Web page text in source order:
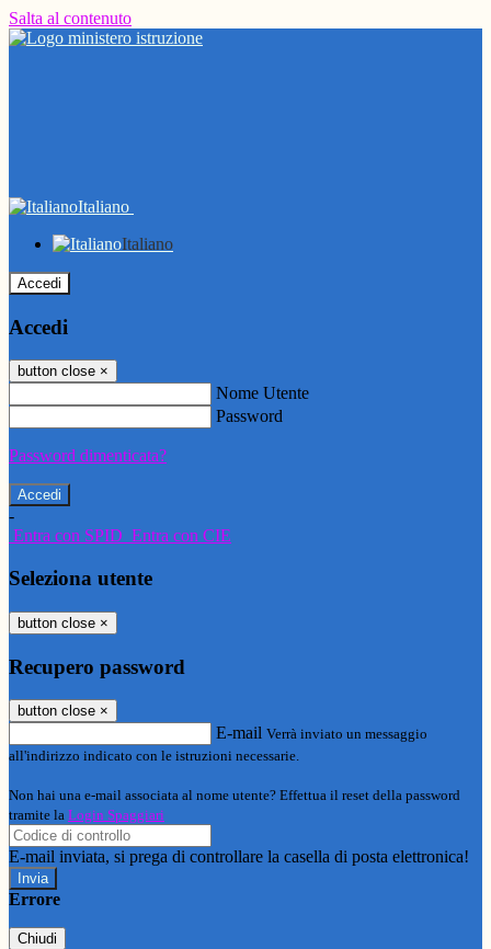
Salta al contenuto
Italiano
Italiano
Accedi
Accedi
button close ×
Nome Utente
Password
Password dimenticata?
-
Entra con SPID Entra con CIE
Seleziona utente
button close ×
Recupero password
button close ×
E-mail Verrà inviato un messaggio
all'indirizzo indicato con le istruzioni necessarie.
Non hai una e-mail associata al nome utente? Effettua il reset della password
tramite la Login Spaggiari
E-mail inviata, si prega di controllare la casella di posta elettronica!
Errore
Chiudi